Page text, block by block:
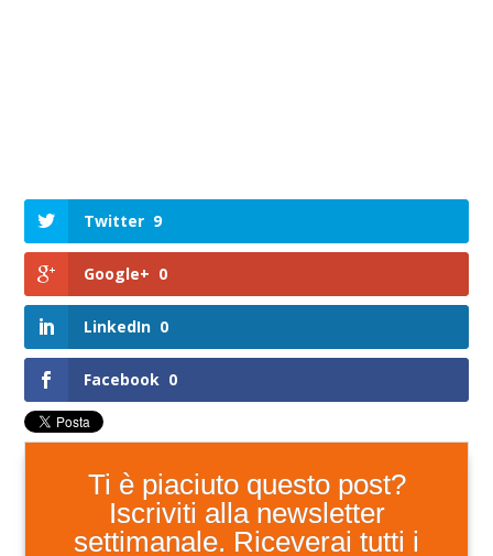
Twitter 9
Google+ 0
LinkedIn 0
Facebook 0
Ti è piaciuto questo post?
Iscriviti alla newsletter
settimanale. Riceverai tutti i